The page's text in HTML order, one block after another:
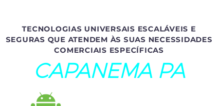
TECNOLOGIAS UNIVERSAIS ESCALÁVEIS E
SEGURAS QUE ATENDEM ÀS SUAS NECESSIDADES
COMERCIAIS ESPECÍFICAS
CAPANEMA PA